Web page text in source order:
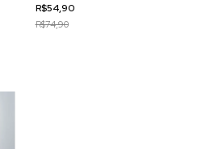
R$54,90
R$74,90